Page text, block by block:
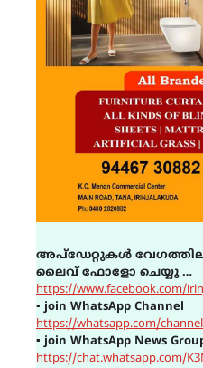
അപ്ഡേറ്റുകൾ
ലൈവ് ഫോളോ ചെയ്യൂ …
https://www.facebook.com/
▪ join WhatsApp Channel
https://whatsapp.com/
▪ join WhatsApp News
https://chat.whatsapp.com/